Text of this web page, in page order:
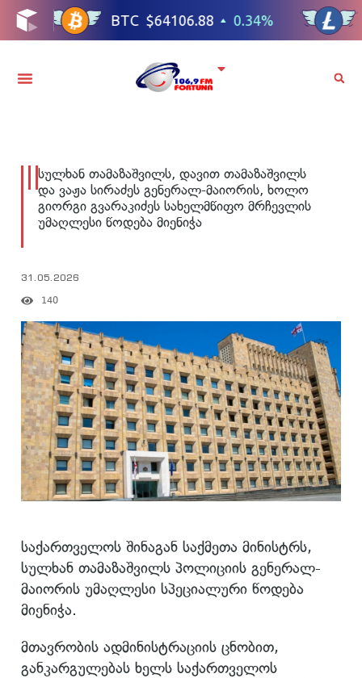
სულხან თამაზაშვილს, დავით თამაზაშვილს
და ვაჟა სირაძეს გენერალ-მაიორის, ხოლო
გიორგი გვარაკიძეს სახელმწიფო მრჩევლის
უმაღლესი წოდება მიენიჭა
31.05.2026
140
საქართველოს შინაგან საქმეთა მინისტრს,
სულხან თამაზაშვილს პოლიციის გენერალ-
მაიორის უმაღლესი სპეციალური წოდება
მიენიჭა.
მთავრობის ადმინისტრაციის ცნობით,
განკარგულებას ხელს საქართველოს